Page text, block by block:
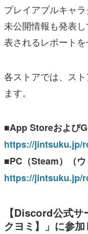
プレイアブルキャ
未公開情報も発表
表されるレポートを
各ストアでは、ス
ます。
■App Storeおよ
https://jintsuku.jp/
■PC（Steam）（ウ
https://jintsuku.jp/
【Discord公式
クヨミ】」に参加